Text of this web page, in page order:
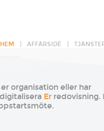
HEM AFFÄRSIDÉ
organisation eller har
Er redovisning.